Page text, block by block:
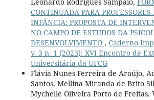
CONTINUADA PARA
INFÂNCIA: PROPOSTA DE
NO CAMPO DE ESTUDOS DA
DESENVOLVIMENTO , Caderno
v. 3 n. 1 (2023): XVI Encontro de
Universitária da UFCG
Flávia Nunes Ferreira de Araújo,
Santos, Mellina Miranda de Brito
Mychelle Oliveira Porto de Freitas,